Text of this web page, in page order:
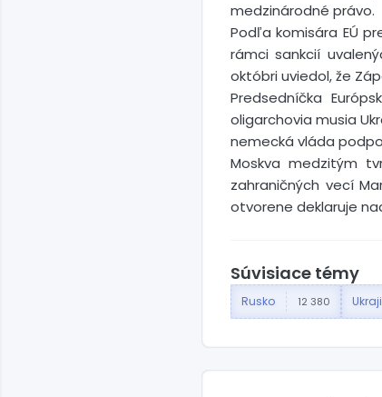
medzinárodné právo.
Podľa komisára EÚ
rámci sankcií
októbri uviedol, že
Predsedníčka
oligarchovia musia
nemecká vláda
Moskva medzitým
zahraničných vecí
otvorene deklaruje
Súvisiace témy
Rusko 12 380